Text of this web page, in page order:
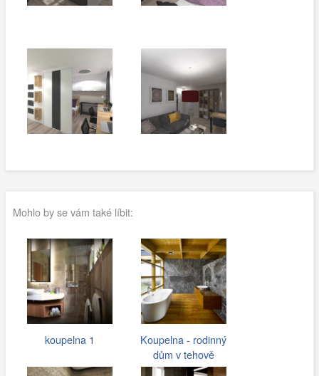
Mohlo by se vám také líbit:
koupelna 1
Koupelna - rodinný
dům v tehově